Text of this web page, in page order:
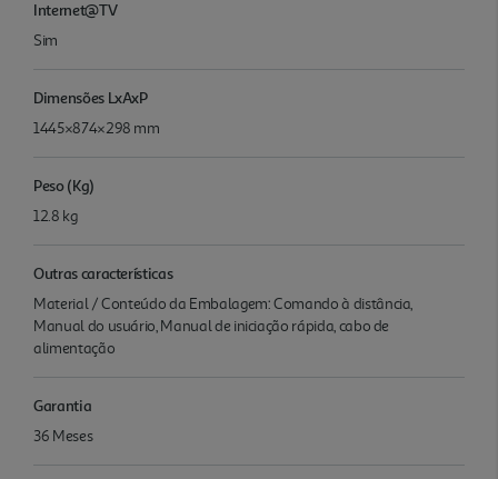
Internet@TV
Sim
Dimensões LxAxP
1445×874×298 mm
Peso (Kg)
12.8 kg
Outras características
Material / Conteúdo da Embalagem: Comando à distância,
Manual do usuário, Manual de iniciação rápida, cabo de
alimentação
Garantia
36 Meses